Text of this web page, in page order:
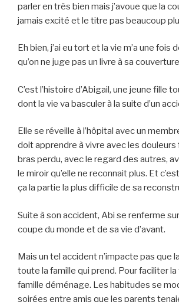
parler en très bien mais j’avoue que la
jamais excité et le titre pas beaucoup
Eh bien, j’ai eu tort et la vie m’a une fois
qu’on ne juge pas un livre à sa
C’est l’histoire d’Abigail, une jeune fille
dont la vie va basculer à la suite d’un
Elle se réveille à l’hôpital avec un
doit apprendre à vivre avec les
bras perdu, avec le regard des autres,
le miroir qu’elle ne reconnait plus. Et
ça la partie la plus difficile de sa
Suite à son accident, Abi se renferme
coupe du monde et de sa vie d’avant.
Mais un tel accident n’impacte pas que
toute la famille qui prend. Pour faciliter la
famille déménage. Les habitudes se
soirées entre amis que les parents